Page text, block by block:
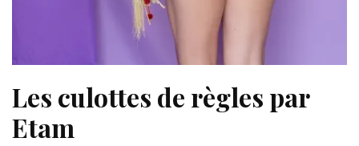
Les culottes de règles par
Etam